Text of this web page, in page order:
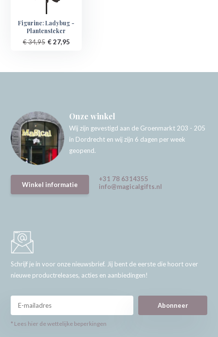
Figurine: Ladybug -
Plantensteker
€ 34,95 € 27,95
Onze winkel
Wij zijn gevestigd aan de Groenmarkt 203 - 205
in Dordrecht en wij zijn 6 dagen per week
geopend.
Winkel informatie
+31 78 6314355
info@magicalgifts.nl
Schrijf je in voor onze nieuwsbrief. Jij bent de eerste die hoort over
nieuwe productreleases, acties en aanbiedingen!
Abonneer
* Lees hier de wettelijke beperkingen